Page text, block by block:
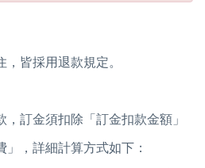
皆採用退款規定。
訂金須扣除「訂金扣款金額」
，詳細計算方式如下：